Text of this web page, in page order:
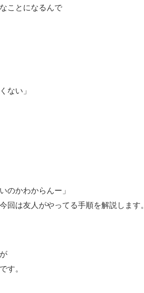
ことになるんで
ない」
のかわからんー」
回は友人がやってる手順を解説します。
す。